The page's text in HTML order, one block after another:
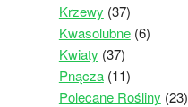
Krzewy (37)
Kwasolubne(6)
Kwiaty (37)
Pnącza(11)
Polecane Rośliny (23)